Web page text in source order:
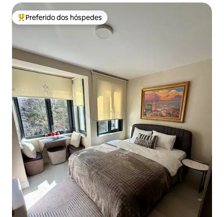
Entre os melhores preferidos dos hóspedes
Preferido dos hóspedes